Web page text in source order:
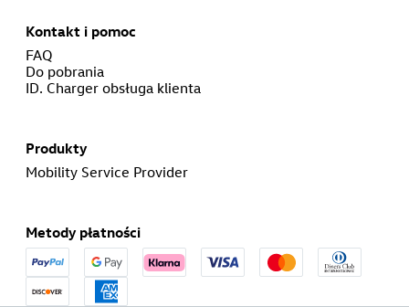
Kontakt i pomoc
FAQ
Do pobrania
ID. Charger obsługa klienta
Produkty
Mobility Service Provider
Metody płatności